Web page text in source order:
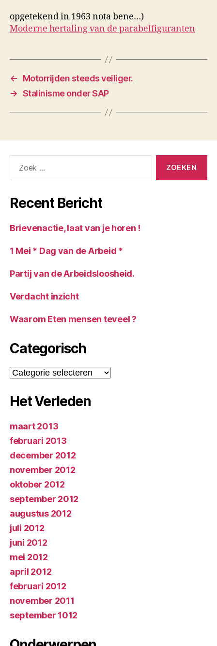
opgetekend in 1963 nota bene…)
Moderne hertaling van de parabelfiguranten
←
Motorrijden steeds veiliger.
→ Stalinisme onder SAP
naar:
Recent Bericht
Brievenactie, laat van je horen !
1 Mei * Dag van de Arbeid *
Partij van de Arbeidsloosheid.
Verdacht inzicht
Waarom Eten mensen teveel ?
Categorisch
Categorisch
Het Verleden
maart 2013
februari 2013
december 2012
november 2012
oktober 2012
september 2012
augustus 2012
juli 2012
juni 2012
mei 2012
april 2012
februari 2012
november 2011
september 1012